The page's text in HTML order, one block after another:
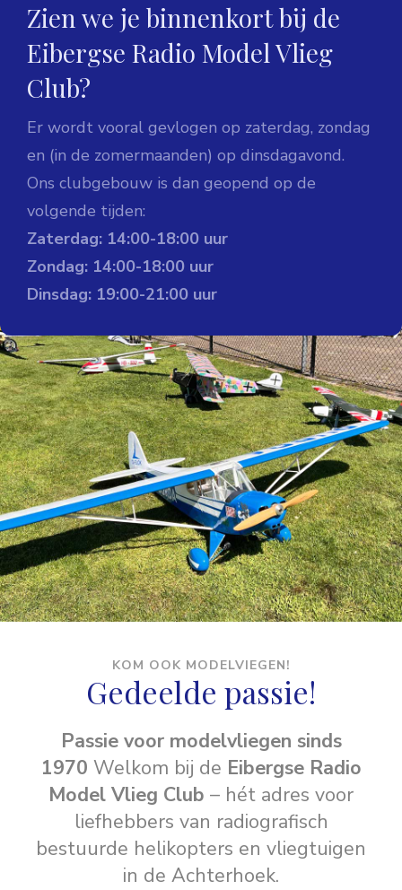
Zien we je binnenkort bij de
Eibergse Radio Model Vlieg
Club?
Er wordt vooral gevlogen op zaterdag, zondag
en (in de zomermaanden) op dinsdagavond.
Ons clubgebouw is dan geopend op de
volgende tijden:
Zaterdag: 14:00-18:00 uur
Zondag: 14:00-18:00 uur
Dinsdag: 19:00-21:00 uur
KOM OOK MODELVIEGEN!
Gedeelde passie!
Passie voor modelvliegen sinds
1970 Welkom bij de Eibergse Radio
Model Vlieg Club – hét adres voor
liefhebbers van radiografisch
bestuurde helikopters en vliegtuigen
in de Achterhoek.